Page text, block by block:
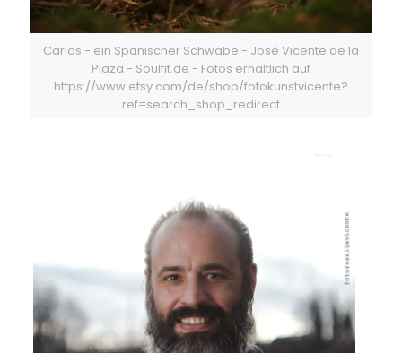
Carlos - ein Spanischer Schwabe - José Vicente de la
Plaza - Soulfit.de - Fotos erhältlich auf
https://www.etsy.com/de/shop/fotokunstvicente?
ref=search_shop_redirect